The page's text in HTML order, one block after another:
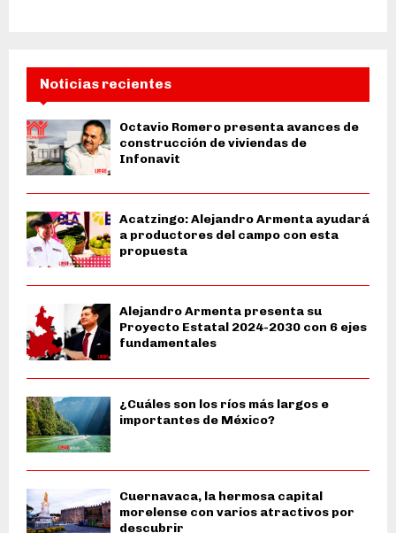
Noticias recientes
Octavio Romero presenta avances de
construcción de viviendas de
Infonavit
Acatzingo: Alejandro Armenta ayudará
a productores del campo con esta
propuesta
Alejandro Armenta presenta su
Proyecto Estatal 2024-2030 con 6 ejes
fundamentales
¿Cuáles son los ríos más largos e
importantes de México?
Cuernavaca, la hermosa capital
morelense con varios atractivos por
descubrir